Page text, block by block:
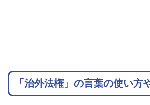
「治外法権」の言葉の使い方